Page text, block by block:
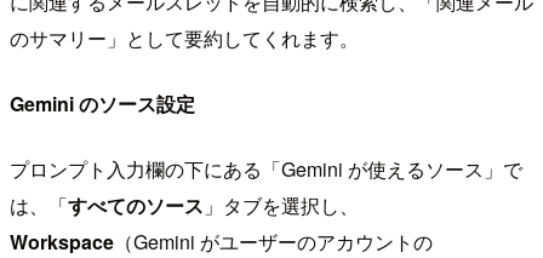
のサマリー」として要約してくれます。
Gemini のソース設定
プロンプト入力欄の下にある「Gemini が使えるソース」で
は、「すべてのソース 」タブを選択し、
Workspace （Gemini がユーザーのアカウントの